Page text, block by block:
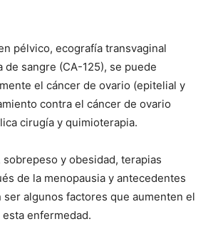
pélvico, ecografía transvaginal
de sangre (CA-125), se puede
el cáncer de ovario (epitelial y
contra el cáncer de ovario
cirugía y quimioterapia.
y obesidad, terapias
de la menopausia y antecedentes
algunos factores que aumenten el
enfermedad.